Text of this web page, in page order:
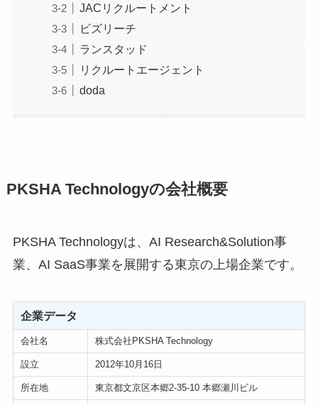
JACリクルートメント
ビズリーチ
ランスタッド
リクルートエージェント
doda
PKSHA Technologyの会社概要
PKSHA Technologyは、AI Research&Solution事
業、AI SaaS事業を展開する東京の上場企業です。
企業データ
会社名 株式会社PKSHA Technology
設立 2012年10月16日
所在地 東京都文京区本郷2-35-10 本郷瀬川ビル